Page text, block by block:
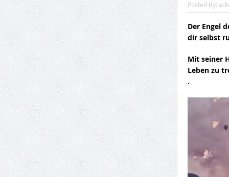
Posted By:
Der Engel
dir selbst
Mit seiner
Leben zu
.